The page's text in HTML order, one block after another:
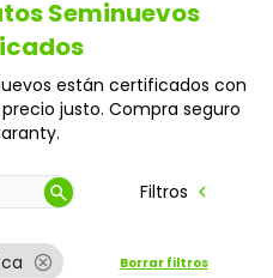
Seminuevos
están certificados con
justo. Compra seguro
modelo
search Filtros chevron_left
cancel Borrar filtros